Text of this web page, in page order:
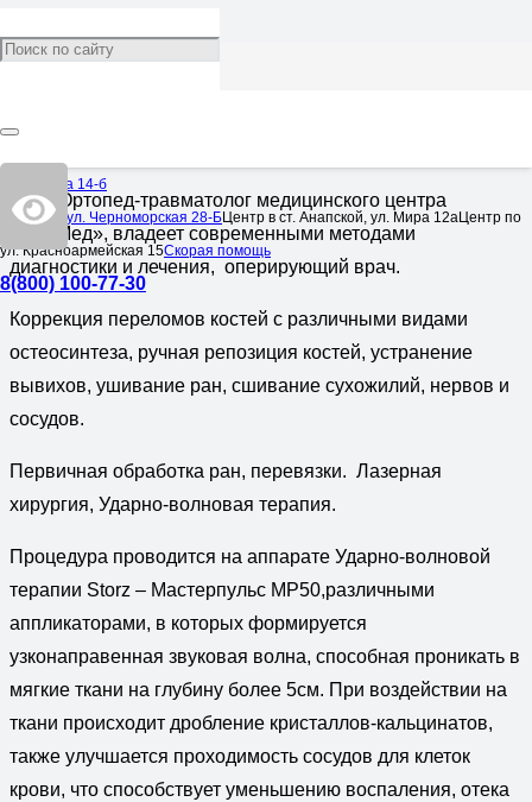
Омелькова 14-б
Центр по ул. Черноморская 28-БЦентр в ст. Анапской, ул. Мира 12аЦентр по
ул. Красноармейская 15Скорая помощь
8(800) 100-77-30
Ортопед-травматолог
Врач Ортопед-травматолог медицинского центра
«НеоМед», владеет современными методами
диагностики и лечения, оперирующий врач.
Коррекция переломов костей с различными видами
остеосинтеза, ручная репозиция костей, устранение
вывихов, ушивание ран, сшивание сухожилий, нервов и
сосудов.
Первичная обработка ран, перевязки. Лазерная
хирургия, Ударно-волновая терапия.
Процедура проводится на аппарате Ударно-волновой
терапии Storz – Мастерпульс МР50,различными
аппликаторами, в которых формируется
узконаправенная звуковая волна, способная проникать в
мягкие ткани на глубину более 5см. При воздействии на
ткани происходит дробление кристаллов-кальцинатов,
также улучшается проходимость сосудов для клеток
крови, что способствует уменьшению воспаления, отека